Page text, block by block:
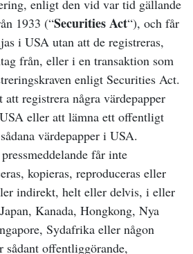
enligt den vid var tid gällande
1933 (“Securities Act“), och får
i USA utan att de registreras,
från, eller i en transaktion som
enligt Securities Act.
registrera några värdepapper
eller att lämna ett offentligt
värdepapper i USA.
får inte
kopieras, reproduceras eller
indirekt, helt eller delvis, i eller
Kanada, Hongkong, Nya
Sydafrika eller någon
offentliggörande,